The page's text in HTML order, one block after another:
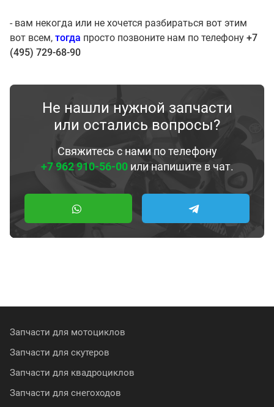
- вам некогда или не хочется разбираться вот этим
вот всем, тогда просто позвоните нам по телефону +7
(495) 729-68-90
Не нашли нужной запчасти
или остались вопросы?
Свяжитесь с нами по телефону
+7 962 910-56-00или напишите в чат.
Запчасти для мотоциклов
Запчасти для скутеров
Запчасти для квадроциклов
Запчасти для снегоходов